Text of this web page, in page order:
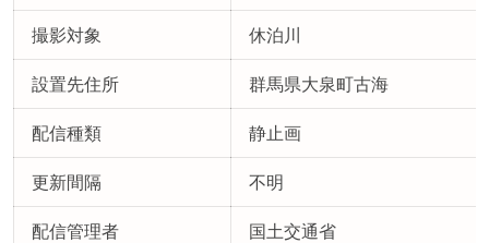
撮影対象 休泊川
設置先住所 群馬県大泉町古海
配信種類 静止画
更新間隔 不明
配信管理者 国土交通省